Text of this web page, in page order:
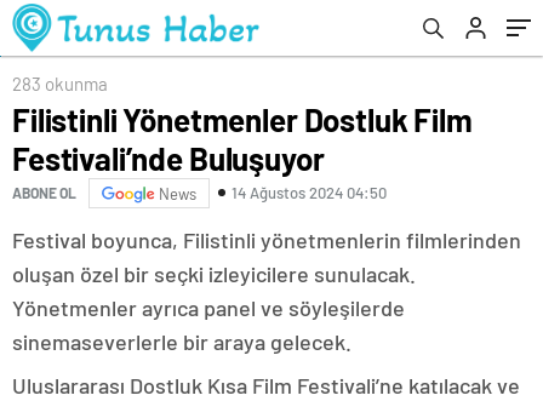
283 okunma
Filistinli Yönetmenler Dostluk Film
Festivali’nde Buluşuyor
ABONE OL News 14 Ağustos 2024 04:50
Festival boyunca, Filistinli yönetmenlerin filmlerinden
oluşan özel bir seçki izleyicilere sunulacak.
Yönetmenler ayrıca panel ve söyleşilerde
sinemaseverlerle bir araya gelecek.
Uluslararası Dostluk Kısa Film Festivali’ne katılacak ve